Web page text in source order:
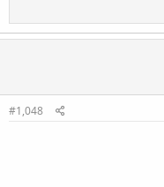
#1,048